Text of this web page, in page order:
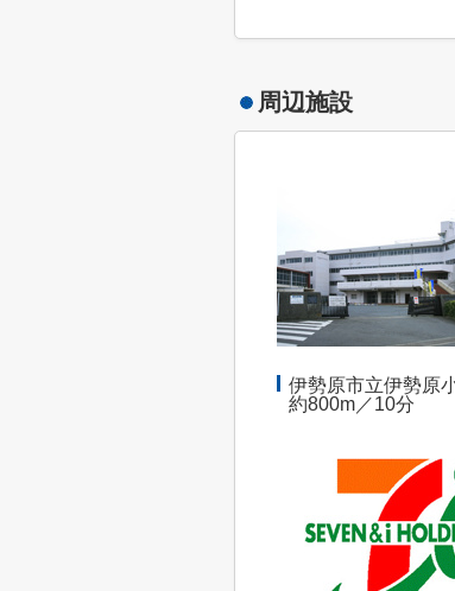
周辺施設
伊勢原市立伊勢原
約800m／10分